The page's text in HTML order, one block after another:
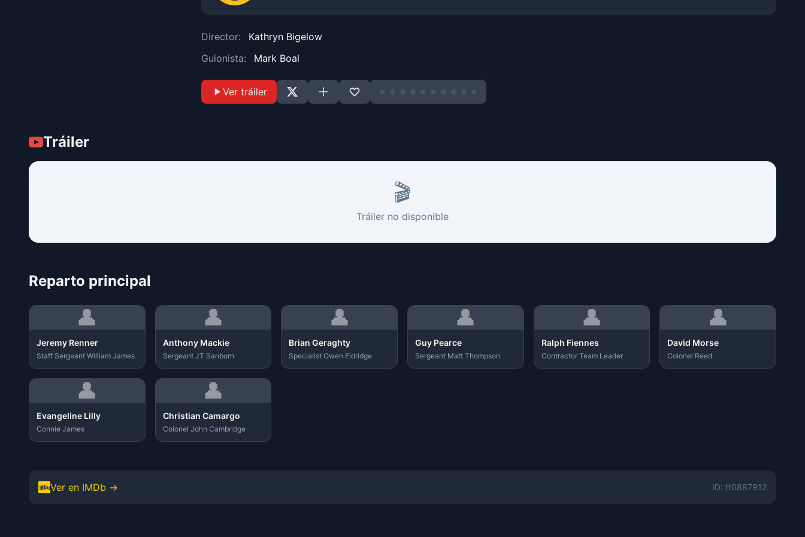
Director:
Kathryn Bigelow
Guionista:
Mark Boal
Ver tráiler
Tráiler
🎬
Tráiler no disponible
Reparto principal
👤
Jeremy Renner
Staff Sergeant William James
👤
Anthony Mackie
Sergeant JT Sanborn
👤
Brian Geraghty
Specialist Owen Eldridge
👤
Guy Pearce
Sergeant Matt Thompson
👤
Ralph Fiennes
Contractor Team Leader
👤
David Morse
Colonel Reed
👤
Evangeline Lilly
Connie James
👤
Christian Camargo
Colonel John Cambridge
Ver en IMDb → ID: tt0887912